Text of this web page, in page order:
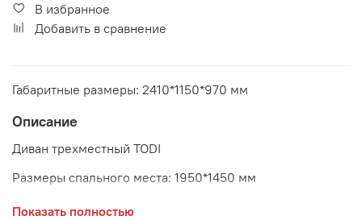
В избранное
Добавить в сравнение
Габаритные размеры: 2410*1150*970 мм
Описание
Диван трехместный TODI
Размеры спального места: 1950*1450 мм
Механизм раскладывания: Тик-так
Показать полностью